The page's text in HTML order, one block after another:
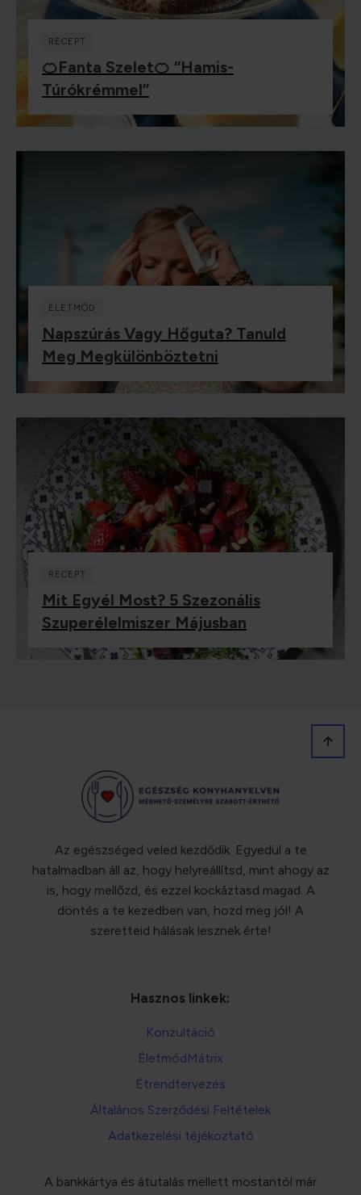
RECEPT
🍊Fanta Szelet🍊 “hamis-
Túrókrémmel”
ÉLETMÓD
Napszúrás Vagy Hőguta? Tanuld
Meg Megkülönböztetni
RECEPT
Mit Egyél Most? 5 Szezonális
Szuperélelmiszer Májusban
Az egészséged veled kezdődik. Egyedül a te
hatalmadban áll az, hogy helyreállítsd, mint ahogy az
is, hogy mellőzd, és ezzel kockáztasd magad. A
döntés a te kezedben van, hozd meg jól! A
szeretteid hálásak lesznek érte!
Hasznos linkek:
Konzultáció
ÉletmódMátrix
Étrendtervezés
Általános Szerződési Feltételek
Adatkezelési téjékoztató
A bankkártya és átutalás mellett mostantól már